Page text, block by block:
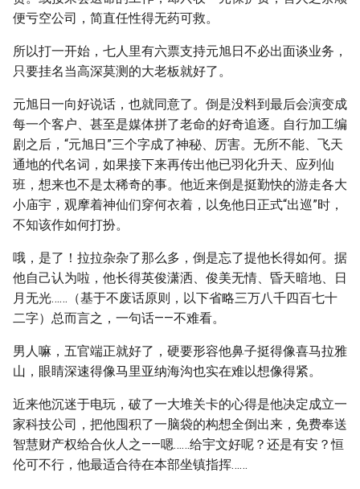
便亏空公司，简直任性得无药可救。
所以打一开始，七人里有六票支持元旭日不必出面谈业务，
只要挂名当高深莫测的大老板就好了。
元旭日一向好说话，也就同意了。倒是没料到最后会演变成
每一个客户、甚至是媒体拼了老命的好奇追逐。自行加工编
剧之后，“元旭日”三个字成了神秘、厉害。无所不能、飞天
通地的代名词，如果接下来再传出他已羽化升天、应列仙
班，想来也不是太稀奇的事。他近来倒是挺勤快的游走各大
小庙宇，观摩着神仙们穿何衣着，以免他日正式“出巡”时，
不知该作如何打扮。
哦，是了！拉拉杂杂了那么多，倒是忘了提他长得如何。据
他自己认为啦，他长得英俊潇洒、俊美无情、昏天暗地、日
月无光……（基于不废话原则，以下省略三万八千四百七十
二字）总而言之，一句话——不难看。
男人嘛，五官端正就好了，硬要形容他鼻子挺得像喜马拉雅
山，眼睛深速得像马里亚纳海沟也实在难以想像得紧。
近来他沉迷于电玩，破了一大堆关卡的心得是他决定成立一
家科技公司，把他囤积了一脑袋的构想全倒出来，免费奉送
智慧财产权给合伙人之——嗯……给宇文好呢？还是有安？恒
伦可不行，他最适合待在本部坐镇指挥……